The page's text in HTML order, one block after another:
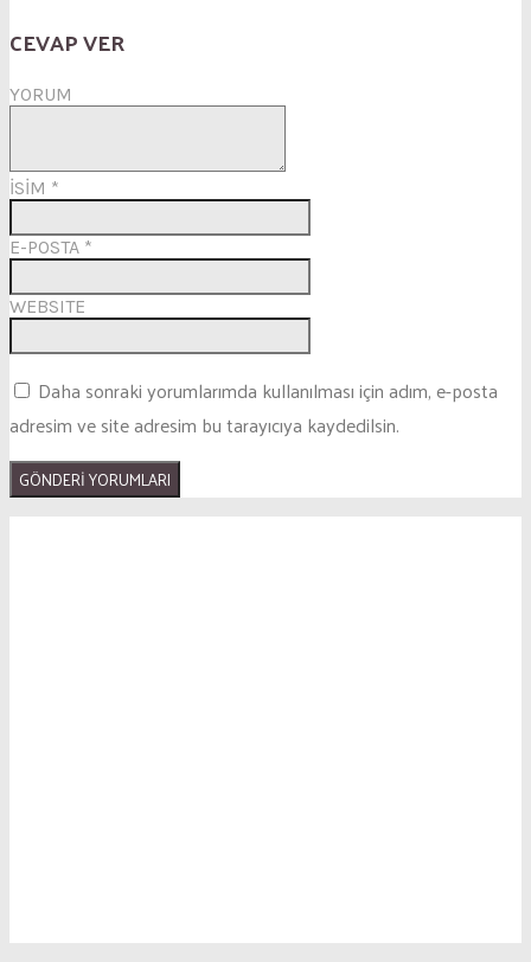
CEVAP VER
YORUM
İSİM *
E-POSTA *
WEBSITE
Daha sonraki yorumlarımda kullanılması için adım, e-posta
adresim ve site adresim bu tarayıcıya kaydedilsin.